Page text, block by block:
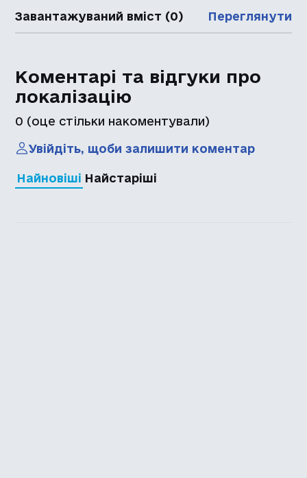
Завантажуваний вміст (0) Переглянути
Коментарі та відгуки про
локалізацію
0 (оце стільки накоментували)
Увійдіть, щоби залишити коментар
Найновіші Найстаріші